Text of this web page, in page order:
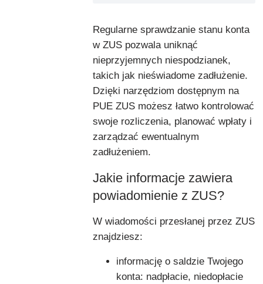
Regularne sprawdzanie stanu konta
w ZUS pozwala uniknąć
nieprzyjemnych niespodzianek,
takich jak nieświadome zadłużenie.
Dzięki narzędziom dostępnym na
PUE ZUS możesz łatwo kontrolować
swoje rozliczenia, planować wpłaty i
zarządzać ewentualnym
zadłużeniem.
Jakie informacje zawiera
powiadomienie z ZUS?
W wiadomości przesłanej przez ZUS
znajdziesz:
informację o saldzie Twojego
konta: nadpłacie, niedopłacie